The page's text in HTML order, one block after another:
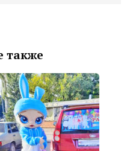
также